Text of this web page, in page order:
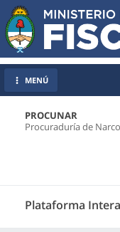
PROCUNAR
Procuraduría de
Plataforma
MENÚ